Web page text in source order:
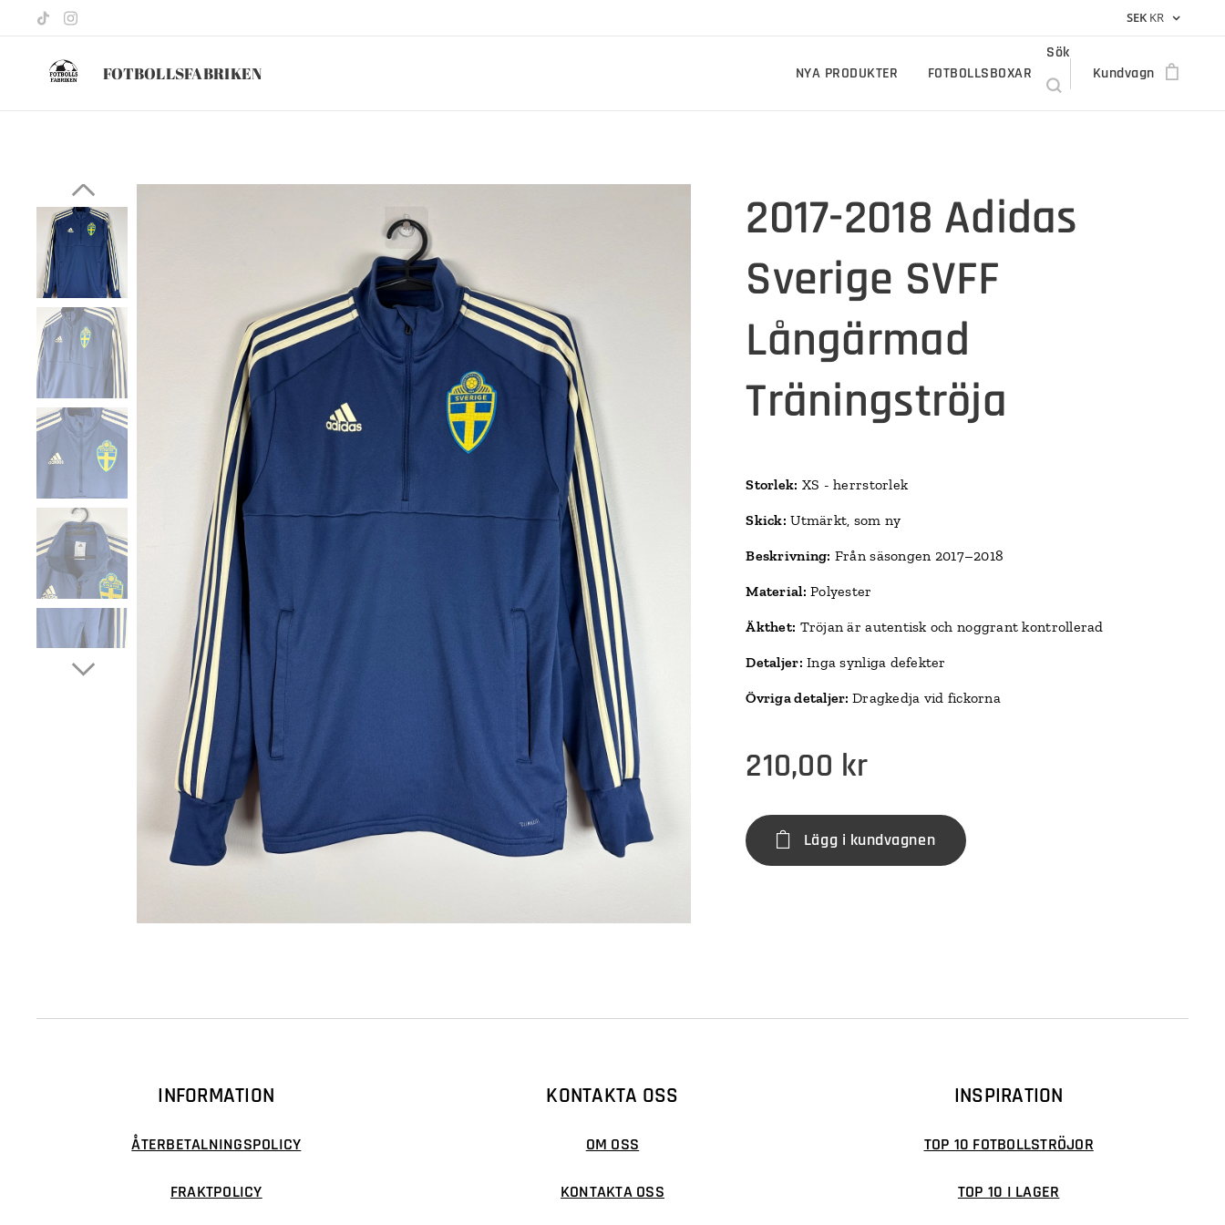
SEK KR
FOTBOLLSFABRIKEN NYA PRODUKTER FOTBOLLSBOXAR
Sök
Kundvagn
2017-2018 Adidas
Sverige SVFF
Långärmad
Träningströja
Storlek: XS - herrstorlek
Skick: Utmärkt, som ny
Beskrivning: Från säsongen 2017–2018
Material: Polyester
Äkthet: Tröjan är autentisk och noggrant kontrollerad
Detaljer: Inga synliga defekter
Övriga detaljer: Dragkedja vid fickorna
210,00 kr
Lägg i kundvagnen
INFORMATION
ÅTERBETALNINGSPOLICY
FRAKTPOLICY
KONTAKTA OSS
OM OSS
KONTAKTA OSS
INSPIRATION
TOP 10 FOTBOLLSTRÖJOR
TOP 10 I LAGER